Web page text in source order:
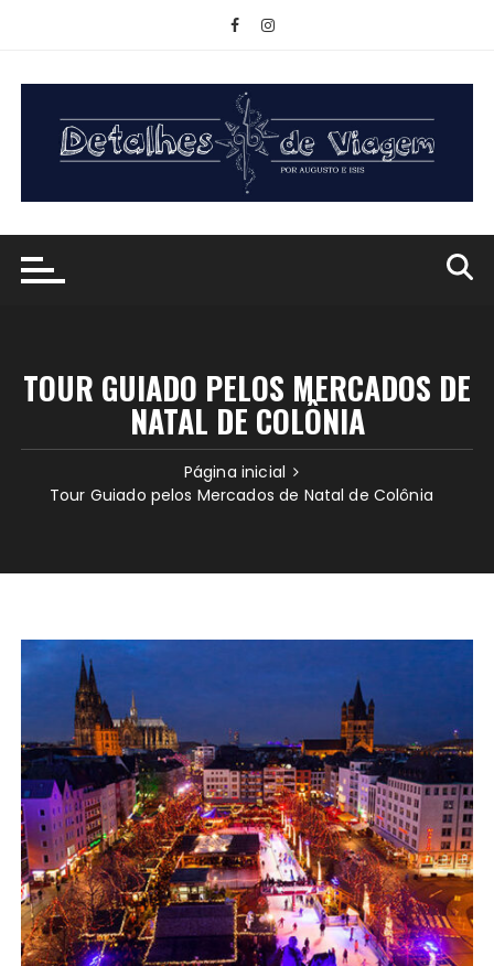
conteúdo
TOUR GUIADO PELOS MERCADOS DE
NATAL DE COLÔNIA
Página inicial
Tour Guiado pelos Mercados de Natal de Colônia